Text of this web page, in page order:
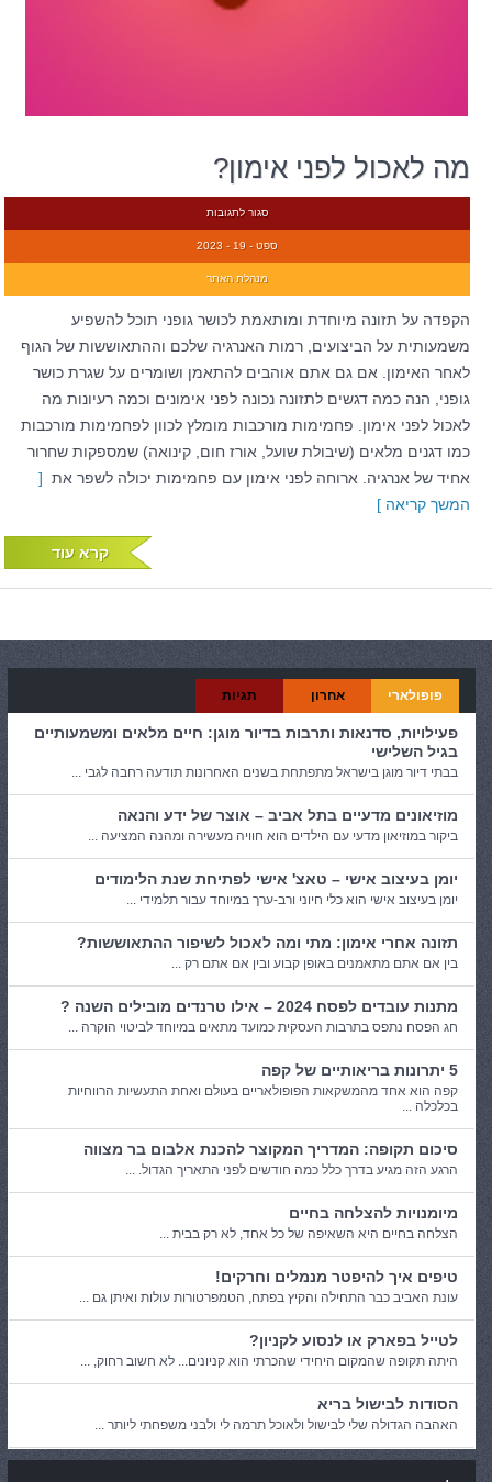
מה לאכול לפני אימון?
סגור לתגובות
ספט - 19 - 2023
מנהלת האתר
הקפדה על תזונה מיוחדת ומותאמת לכושר גופני תוכל להשפיע
משמעותית על הביצועים, רמות האנרגיה שלכם וההתאוששות של הגוף
לאחר האימון. אם גם אתם אוהבים להתאמן ושומרים על שגרת כושר
גופני, הנה כמה דגשים לתזונה נכונה לפני אימונים וכמה רעיונות מה
לאכול לפני אימון. פחמימות מורכבות מומלץ לכוון לפחמימות מורכבות
כמו דגנים מלאים (שיבולת שועל, אורז חום, קינואה) שמספקות שחרור
אחיד של אנרגיה. ארוחה לפני אימון עם פחמימות יכולה לשפר את [
המשך קריאה ]
קרא עוד
פופולארי אחרון תגיות
פעילויות, סדנאות ותרבות בדיור מוגן: חיים מלאים ומשמעותיים
בגיל השלישי
בבתי דיור מוגן בישראל מתפתחת בשנים האחרונות תודעה רחבה לגבי ...
מוזיאונים מדעיים בתל אביב – אוצר של ידע והנאה
ביקור במוזיאון מדעי עם הילדים הוא חוויה מעשירה ומהנה המציעה ...
יומן בעיצוב אישי – טאצ' אישי לפתיחת שנת הלימודים
יומן בעיצוב אישי הוא כלי חיוני ורב-ערך במיוחד עבור תלמידי ...
תזונה אחרי אימון: מתי ומה לאכול לשיפור ההתאוששות?
בין אם אתם מתאמנים באופן קבוע ובין אם אתם רק ...
מתנות עובדים לפסח 2024 – אילו טרנדים מובילים השנה ?
חג הפסח נתפס בתרבות העסקית כמועד מתאים במיוחד לביטוי הוקרה ...
5 יתרונות בריאותיים של קפה
קפה הוא אחד מהמשקאות הפופולאריים בעולם ואחת התעשיות הרווחיות
בכלכלה ...
סיכום תקופה: המדריך המקוצר להכנת אלבום בר מצווה
הרגע הזה מגיע בדרך כלל כמה חודשים לפני התאריך הגדול. ...
מיומנויות להצלחה בחיים
הצלחה בחיים היא השאיפה של כל אחד, לא רק בבית ...
טיפים איך להיפטר מנמלים וחרקים!
עונת האביב כבר התחילה והקיץ בפתח, הטמפרטורות עולות ואיתן גם ...
לטייל בפארק או לנסוע לקניון?
היתה תקופה שהמקום היחידי שהכרתי הוא קניונים... לא חשוב רחוק, ...
הסודות לבישול בריא
האהבה הגדולה שלי לבישול ולאוכל תרמה לי ולבני משפחתי ליותר ...